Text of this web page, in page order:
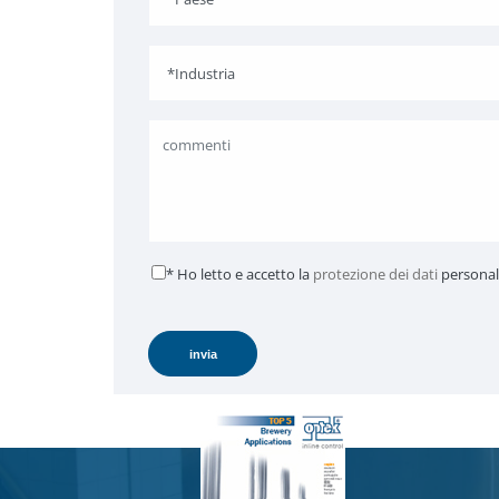
* Ho letto e accetto la protezione dei dati